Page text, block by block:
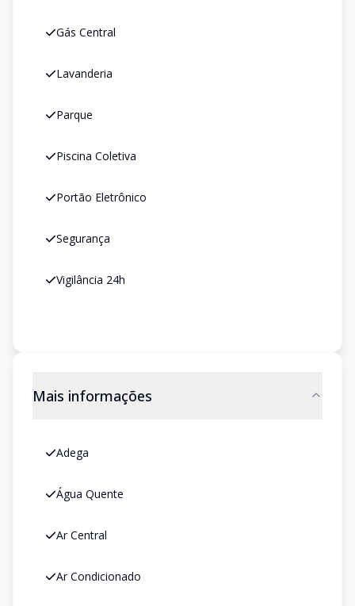
Gás Central
Lavanderia
Parque
Piscina Coletiva
Portão Eletrônico
Segurança
Vigilância 24h
Mais informações
Adega
Água Quente
Ar Central
Ar Condicionado